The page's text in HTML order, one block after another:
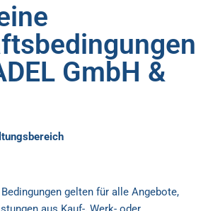
GmbH &
gelten für alle Angebote,